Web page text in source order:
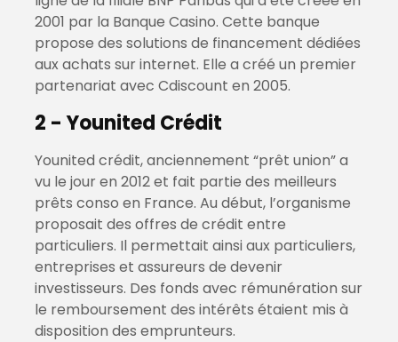
2001 par la Banque Casino. Cette banque
propose des solutions de financement dédiées
aux achats sur internet. Elle a créé un premier
partenariat avec Cdiscount en 2005.
2 - Younited Crédit
Younited crédit, anciennement “prêt union” a
vu le jour en 2012 et fait partie des meilleurs
prêts conso en France. Au début, l’organisme
proposait des offres de crédit entre
particuliers. Il permettait ainsi aux particuliers,
entreprises et assureurs de devenir
investisseurs. Des fonds avec rémunération sur
le remboursement des intérêts étaient mis à
disposition des emprunteurs.